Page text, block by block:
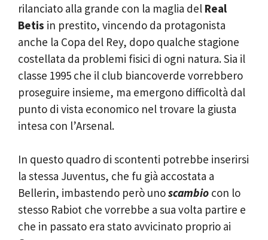
rilanciato alla grande con la maglia del Real
Betis in prestito, vincendo da protagonista
anche la Copa del Rey, dopo qualche stagione
costellata da problemi fisici di ogni natura. Sia il
classe 1995 che il club biancoverde vorrebbero
proseguire insieme, ma emergono difficoltà dal
punto di vista economico nel trovare la giusta
intesa con l’Arsenal.
In questo quadro di scontenti potrebbe inserirsi
la stessa Juventus, che fu già accostata a
Bellerin, imbastendo però unoscambio con lo
stesso Rabiot che vorrebbe a sua volta partire e
che in passato era stato avvicinato proprio ai